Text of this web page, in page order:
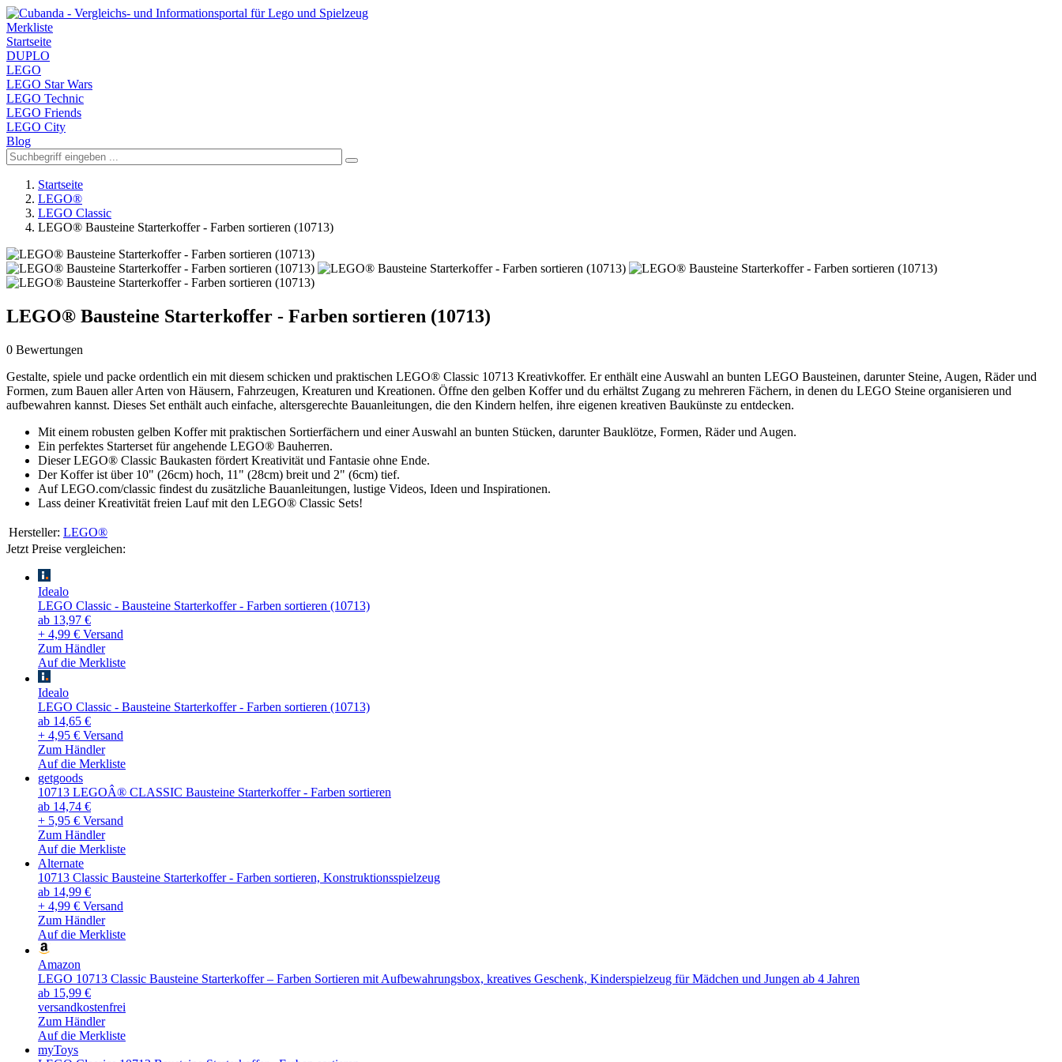
Merkliste
Startseite
DUPLO
LEGO
LEGO Star Wars
LEGO Technic
LEGO Friends
LEGO City
Blog
Startseite
LEGO®
LEGO Classic
LEGO® Bausteine Starterkoffer - Farben sortieren (10713)
LEGO® Bausteine Starterkoffer - Farben sortieren (10713)
0 Bewertungen
Gestalte, spiele und packe ordentlich ein mit diesem schicken und praktischen LEGO® Classic 10713 Kreativkoffer. Er enthält eine Auswahl an bunten LEGO Bausteinen, darunter Steine, Augen, Räder und
Formen, zum Bauen aller Arten von Häusern, Fahrzeugen, Kreaturen und Kreationen. Öffne den gelben Koffer und du erhältst Zugang zu mehreren Fächern, in denen du LEGO Steine organisieren und
aufbewahren kannst. Dieses Set enthält auch einfache, altersgerechte Bauanleitungen, die den Kindern helfen, ihre eigenen kreativen Baukünste zu entdecken.
Mit einem robusten gelben Koffer mit praktischen Sortierfächern und einer Auswahl an bunten Stücken, darunter Bauklötze, Formen, Räder und Augen.
Ein perfektes Starterset für angehende LEGO® Bauherren.
Dieser LEGO® Classic Baukasten fördert Kreativität und Fantasie ohne Ende.
Der Koffer ist über 10" (26cm) hoch, 11" (28cm) breit und 2" (6cm) tief.
Auf LEGO.com/classic findest du zusätzliche Bauanleitungen, lustige Videos, Ideen und Inspirationen.
Lass deiner Kreativität freien Lauf mit den LEGO® Classic Sets!
Hersteller: LEGO®
Jetzt Preise vergleichen:
Idealo
LEGO Classic - Bausteine Starterkoffer - Farben sortieren (10713)
ab 13,97 €
+ 4,99 € Versand
Zum Händler
Auf die Merkliste
Idealo
LEGO Classic - Bausteine Starterkoffer - Farben sortieren (10713)
ab 14,65 €
+ 4,95 € Versand
Zum Händler
Auf die Merkliste
getgoods
10713 LEGOÂ® CLASSIC Bausteine Starterkoffer - Farben sortieren
ab 14,74 €
+ 5,95 € Versand
Zum Händler
Auf die Merkliste
Alternate
10713 Classic Bausteine Starterkoffer - Farben sortieren, Konstruktionsspielzeug
ab 14,99 €
+ 4,99 € Versand
Zum Händler
Auf die Merkliste
Amazon
LEGO 10713 Classic Bausteine Starterkoffer – Farben Sortieren mit Aufbewahrungsbox, kreatives Geschenk, Kinderspielzeug für Mädchen und Jungen ab 4 Jahren
ab 15,99 €
versandkostenfrei
Zum Händler
Auf die Merkliste
myToys